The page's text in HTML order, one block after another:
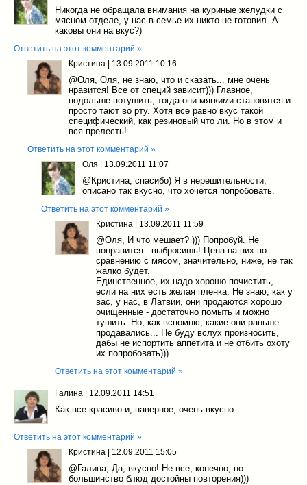
Никогда не обращала внимания на куриные желудки с
мясном отделе, у нас в семье их никто не готовил. А
каковы они на вкус?)
Ответить на этот комментарий »
Кристина
13.09.2011 10:16
@Оля, Оля, не знаю, что и сказать... мне очень
нравится! Все от специй зависит))) Главное,
подольше потушить, тогда они мягкими становятся и
просто тают во рту. Хотя все равно вкус такой
специфический, как резиновый что ли. Но в этом и
вся прелесть!
Ответить на этот комментарий »
Оля
13.09.2011 11:07
@Кристина, спасибо) Я в нерешительности,
описано так вкусно, что хочется попробовать.
Ответить на этот комментарий »
Кристина
13.09.2011 11:59
@Оля, И что мешает? ))) Попробуй. Не
понравится - выбросишь! Цена на них по
сравнению с мясом, значительно, ниже, не так
жалко будет.
Единственное, их надо хорошо почистить,
если на них есть желая пленка. Не знаю, как у
вас, у нас, в Латвии, они продаются хорошо
очищенные - достаточно помыть и можно
тушить. Но, как вспомню, какие они раньше
продавались... Не буду вслух произносить,
дабы не испортить аппетита и не отбить охоту
их попробовать)))
Ответить на этот комментарий »
Галина 12.09.2011 14:51
Как все красиво и, наверное, очень вкусно.
Ответить на этот комментарий »
Кристина
12.09.2011 15:05
@Галина, Да, вкусно! Не все, конечно, но
большинство блюд достойны повторения)))